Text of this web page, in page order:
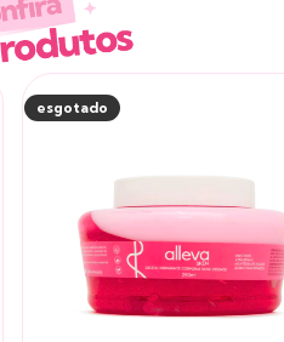
esgotado